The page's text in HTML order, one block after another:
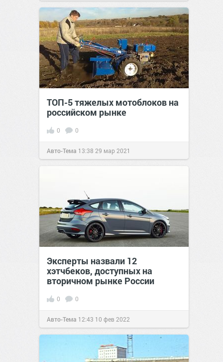
ТОП-5 тяжелых мотоблоков на
российском рынке
0 0
Авто-Тема 13:38 29 мар 2021
Эксперты назвали 12
хэтчбеков, доступных на
вторичном рынке России
0 0
Авто-Тема 12:43 10 фев 2022